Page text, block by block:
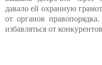
давало ей охранную
от органов
избавляться от